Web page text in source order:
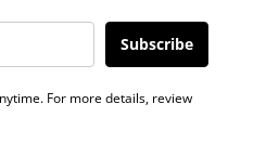
Subscribe
For more details, review